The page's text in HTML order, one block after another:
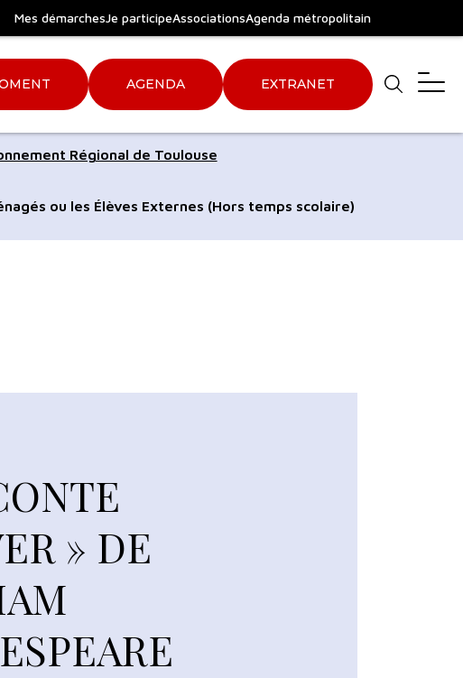
au
de
page
du
site
Mes démarchesJe participeAssociationsAgenda métropolitain
AGENDA EXTRANET
Régional de Toulouse
ou les Élèves Externes (Hors temps scolaire)
» DE